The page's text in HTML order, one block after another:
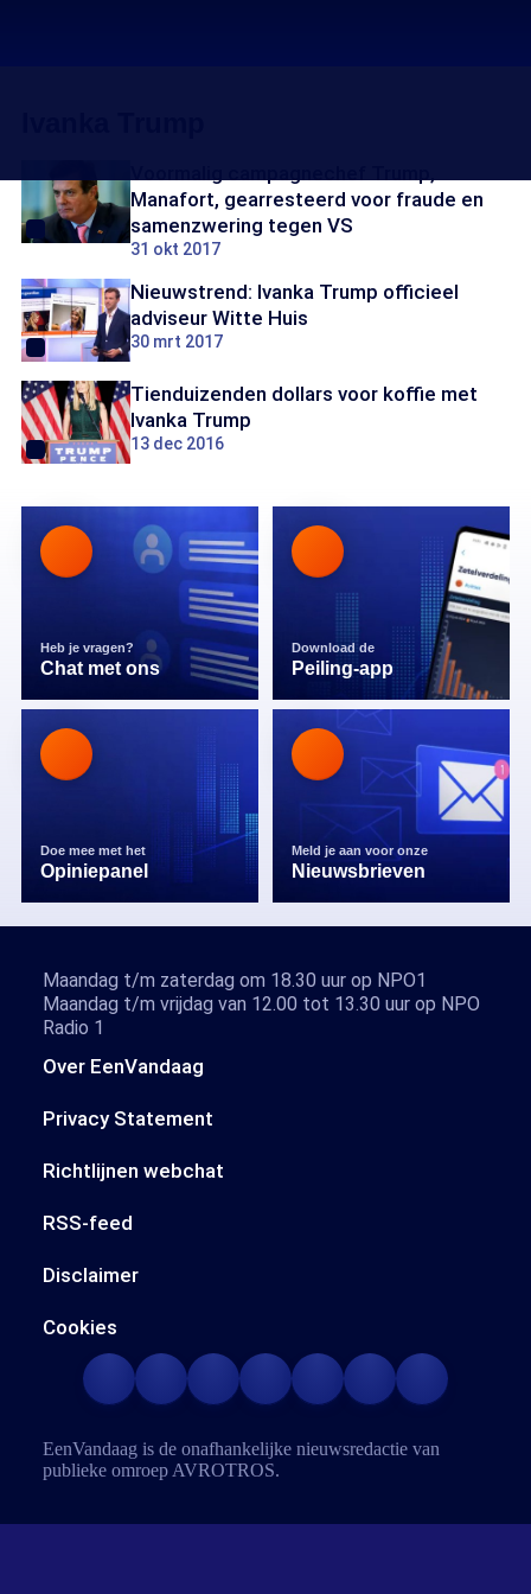
Manafort, gearresteerd voor fraude en
samenzwering tegen VS
31 okt 2017
Nieuwstrend: Ivanka Trump officieel
adviseur Witte Huis
30 mrt 2017
Tienduizenden dollars voor koffie met
Ivanka Trump
13 dec 2016
Heb je vragen?
Chat met ons
Download de
Peiling-app
Doe mee met het
Opiniepanel
Meld je aan voor onze
Nieuwsbrieven
Over EenVandaag
Privacy Statement
Richtlijnen webchat
RSS-feed
Disclaimer
Cookies
Maandag t/m zaterdag om 18.30 uur op NPO1
Maandag t/m vrijdag van 12.00 tot 13.30 uur op NPO
Radio 1
EenVandaag is de onafhankelijke nieuwsredactie van
publieke omroep AVROTROS.